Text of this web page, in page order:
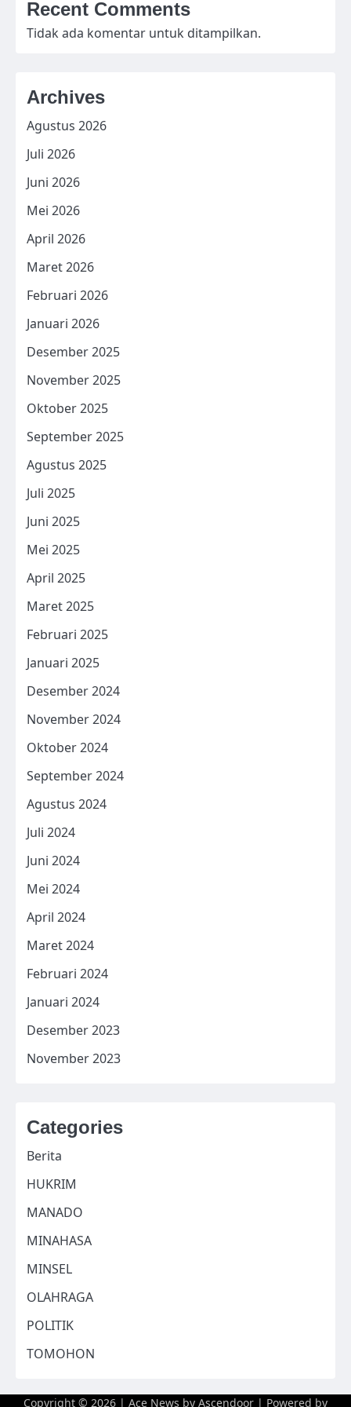
Recent Comments
Tidak ada komentar untuk ditampilkan.
Archives
Agustus 2026
Juli 2026
Juni 2026
Mei 2026
April 2026
Maret 2026
Februari 2026
Januari 2026
Desember 2025
November 2025
Oktober 2025
September 2025
Agustus 2025
Juli 2025
Juni 2025
Mei 2025
April 2025
Maret 2025
Februari 2025
Januari 2025
Desember 2024
November 2024
Oktober 2024
September 2024
Agustus 2024
Juli 2024
Juni 2024
Mei 2024
April 2024
Maret 2024
Februari 2024
Januari 2024
Desember 2023
November 2023
Categories
Berita
HUKRIM
MANADO
MINAHASA
MINSEL
OLAHRAGA
POLITIK
TOMOHON
Copyright © 2026 | Ace News by Ascendoor | Powered by